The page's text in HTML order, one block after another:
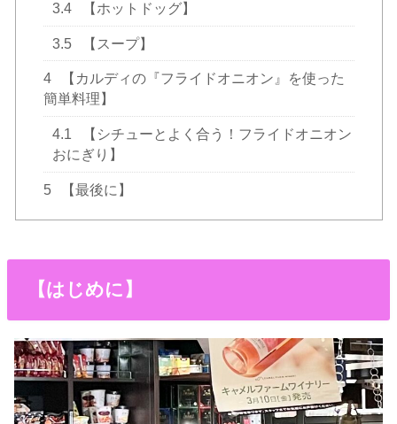
3.4 【ホットドッグ】
3.5 【スープ】
4
【カルディの『フライドオニオン』を使った
簡単料理】
4.1
【シチューとよく合う！フライドオニオン
おにぎり】
5 【最後に】
【はじめに】